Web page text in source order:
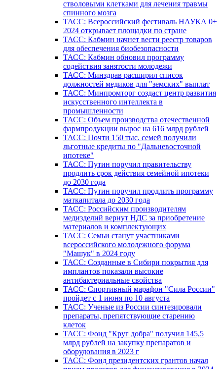
стволовыми клетками для лечения травмы
спинного мозга
ТАСС: Всероссийский фестиваль НАУКА 0+
2024 открывает площадки по стране
ТАСС: Кабмин начнет вести реестр товаров
для обеспечения биобезопасности
ТАСС: Кабмин обновил программу
содействия занятости молодежи
ТАСС: Минздрав расширил список
должностей медиков для "земских" выплат
ТАСС: Минпромторг создаст центр развития
искусственного интеллекта в
промышленности
ТАСС: Объем производства отечественной
фармпродукции вырос на 616 млрд рублей
ТАСС: Почти 150 тыс. семей получили
льготные кредиты по "Дальневосточной
ипотеке"
ТАСС: Путин поручил правительству
продлить срок действия семейной ипотеки
до 2030 года
ТАСС: Путин поручил продлить программу
маткапитала до 2030 года
ТАСС: Российским производителям
медизделий вернут НДС за приобретение
материалов и комплектующих
ТАСС: Семьи станут участниками
всероссийского молодежного форума
"Машук" в 2024 году
ТАСС: Созданные в Сибири покрытия для
имплантов показали высокие
антибактериальные свойства
ТАСС: Спортивный марафон "Сила России"
пройдет с 1 июня по 10 августа
ТАСС: Ученые из России синтезировали
препараты, препятствующие старению
клеток
ТАСС: Фонд "Круг добра" получил 145,5
млрд рублей на закупку препаратов и
оборудования в 2023 г
ТАСС: Фонд президентских грантов начал